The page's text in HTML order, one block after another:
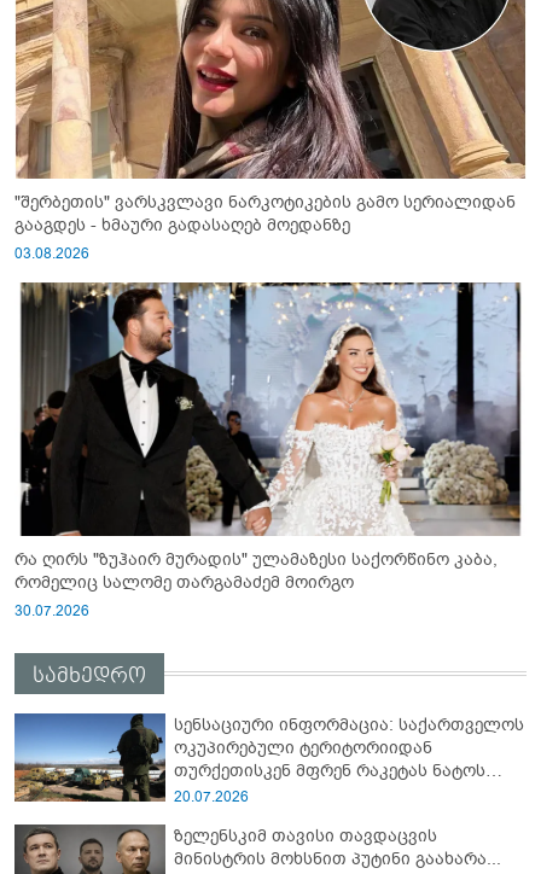
"შერბეთის" ვარსკვლავი ნარკოტიკების გამო სერიალიდან
გააგდეს - ხმაური გადასაღებ მოედანზე
03.08.2026
რა ღირს "ზუჰაირ მურადის" ულამაზესი საქორწინო კაბა,
რომელიც სალომე თარგამაძემ მოირგო
30.07.2026
სამხედრო
სენსაციური ინფორმაცია: საქართველოს
ოკუპირებული ტერიტორიიდან
თურქეთისკენ მფრენ რაკეტას ნატოს
სამიტი კინაღამ ჩაუშლია
20.07.2026
ზელენსკიმ თავისი თავდაცვის
მინისტრის მოხსნით პუტინი გაახარა...